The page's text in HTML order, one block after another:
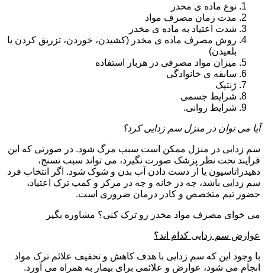
نوع ماده ی مخدر
مدت زمان مصرف مواد
شدت اعتیاد به ماده ی مخدر
روش مصرف ماده ی مخدر (کشیدن، خوردن، تزریق کردن یا
بلعیدن)
میزان مواد مصرفی در هربار استفاده
سابقه ی خانوادگی
ژنتیک
شرایط جسمی
شرایط روانی.
آیا می توان در منزل سم زدایی کرد؟
سم زدایی در منزل ممکن است سبب مرگ شود. در صورتی که این
فرایند تحت نظر پزشک صورت نگیرد، می تواند سبب تسنج،
دهیدراتاسیون یا از دست دادن آب بدن و شوک شود. اگر انتخاب فرد
سم زدایی باشد، چه در خانه و چه در مرکز و کمپ ترک اعتیاد،
حضور تیم متخصص و کادر درمان ضروری است.
می خوای مصرف مواد مخدر رو ترک کنی؟ مشاوره بگیر
عوارض سم زدایی کدام اند؟
با وجود این که سم زدایی با هدف کاهش و تخفیف علائم ترک مواد
انجام می شود، عوارض و علائمی برای بیمار به همراه می آورد.